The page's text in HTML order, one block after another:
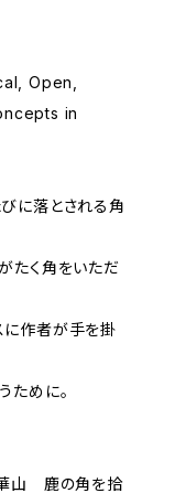
Open,
in
に落とされる角
たく角をいただ
に作者が手を掛
ために。
華山 鹿の角を拾